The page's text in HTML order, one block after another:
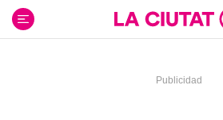
contenido